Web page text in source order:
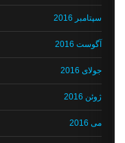
سپتامبر 2016
آگوست 2016
جولای 2016
ژوئن 2016
می 2016